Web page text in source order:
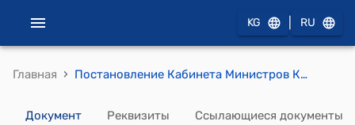
KG RU
Главная › Постановление Кабинета Министров КР от 3 сентября 2024 года № 540 "О внесении изменения в постановление Кабинета Министров Кыргызской Республики "О Регламенте отбора национальных инвестиционных проектов и проектов государственного значения" от 12 июля 2023 года № 355"
Документ Реквизиты Ссылающиеся документы